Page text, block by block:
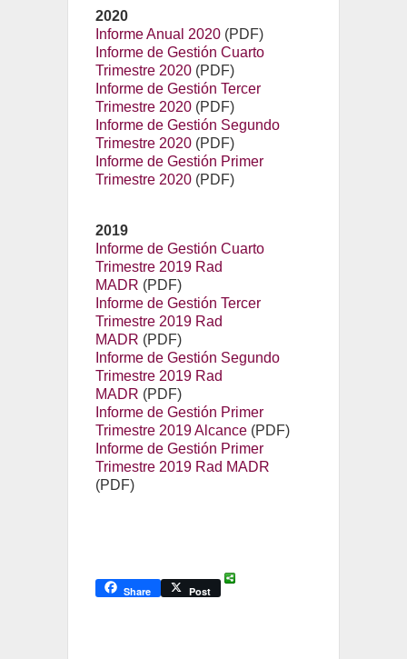
2020
Informe Anual 2020(PDF)
Informe de Gestión Cuarto
Trimestre 2020(PDF)
Informe de Gestión Tercer
Trimestre 2020(PDF)
Informe de Gestión Segundo
Trimestre 2020(PDF)
Informe de Gestión Primer
Trimestre 2020(PDF)
2019
Informe de Gestión Cuarto
Trimestre 2019 Rad
MADR (PDF)
Informe de Gestión Tercer
Trimestre 2019 Rad
MADR (PDF)
Informe de Gestión Segundo
Trimestre 2019 Rad
MADR (PDF)
Informe de Gestión Primer
Trimestre 2019 Alcance(PDF)
Informe de Gestión Primer
Trimestre 2019 Rad MADR
(PDF)
Share Post